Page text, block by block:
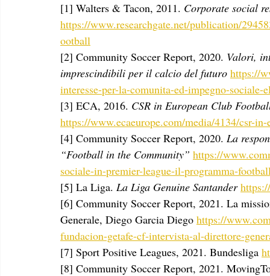
[1] Walters & Tacon, 2011. Corporate social
https://www.researchgate.net/publication/
ootball
[2] Community Soccer Report, 2020. Valori,
imprescindibili per il calcio del futuro https://
interesse-per-la-comunita-ed-impegno-
[3] ECA, 2016. CSR in European Club
https://www.ecaeurope.com/media/4134/csr-
[4] Community Soccer Report, 2020. La
“Football in the Community” https://
sociale-in-premier-league-il-programma-
[5] La Liga. La Liga Genuine Santander
[6] Community Soccer Report, 2021. La
Generale, Diego Garcia Diego https://
fundacion-getafe-cf-intervista-al-direttore-
[7] Sport Positive Leagues, 2021. Bundesliga
[8] Community Soccer Report, 2021.